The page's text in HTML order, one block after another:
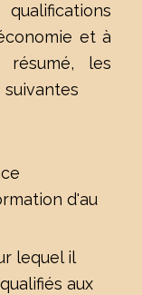
et à
résumé, les
d'au
lequel il
aux